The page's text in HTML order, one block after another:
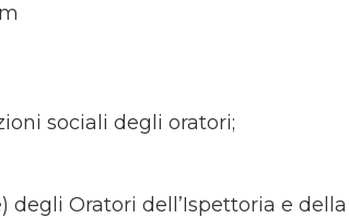
sociali degli oratori;
Oratori dell’Ispettoria e